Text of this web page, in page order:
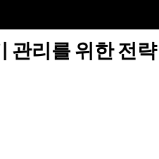
관리를 위한 전략